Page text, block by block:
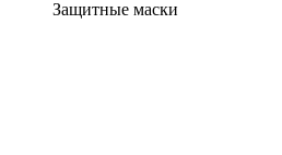
Защитные маски